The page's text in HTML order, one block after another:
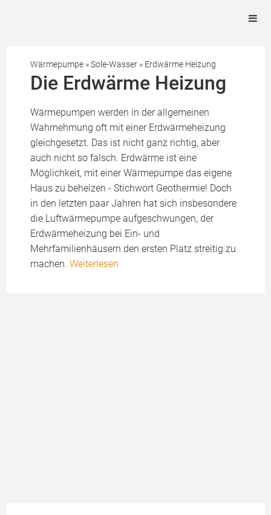
Wärmepumpe »Sole-Wasser » Erdwärme Heizung
Die Erdwärme Heizung
Wärmepumpen werden in der allgemeinen
Wahrnehmung oft mit einer Erdwärmeheizung
gleichgesetzt. Das ist nicht ganz richtig, aber
auch nicht so falsch. Erdwärme ist eine
Möglichkeit, mit einer Wärmepumpe das eigene
Haus zu beheizen - Stichwort Geothermie! Doch
in den letzten paar Jahren hat sich insbesondere
die Luftwärmepumpe aufgeschwungen, der
Erdwärmeheizung bei Ein- und
Mehrfamilienhäusern den ersten Platz streitig zu
machen. Weiterlesen